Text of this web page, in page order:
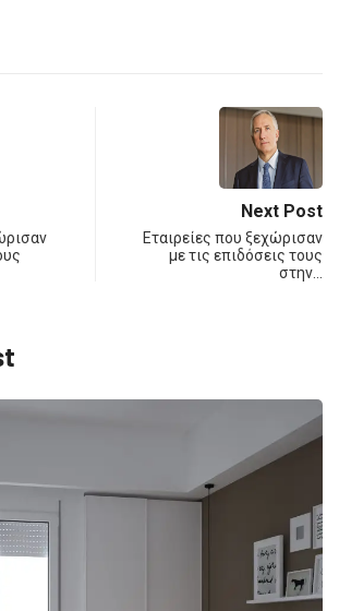
Next Post
Εταιρείες που ξεχώρισαν
με τις επιδόσεις τους
στην…